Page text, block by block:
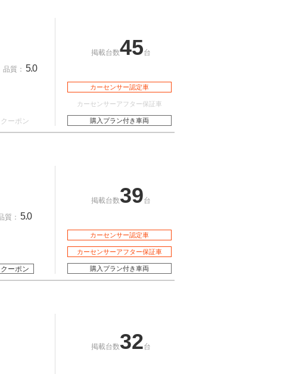
品質： 5.0
クーポン
掲載台数45台
カーセンサー認定車
カーセンサーアフター保証車
購入プラン付き車両
質： 5.0
クーポン
掲載台数39台
カーセンサー認定車
カーセンサーアフター保証車
購入プラン付き車両
掲載台数32台